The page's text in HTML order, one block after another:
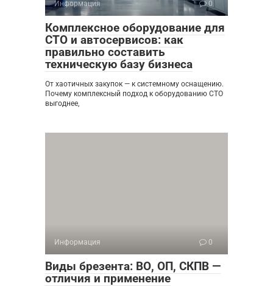
Информация 0
Комплексное оборудование для
СТО и автосервисов: как
правильно составить
техническую базу бизнеса
От хаотичных закупок — к системному оснащению.
Почему комплексный подход к оборудованию СТО
выгоднее,
Информация 0
Виды брезента: ВО, ОП, СКПВ —
отличия и применение